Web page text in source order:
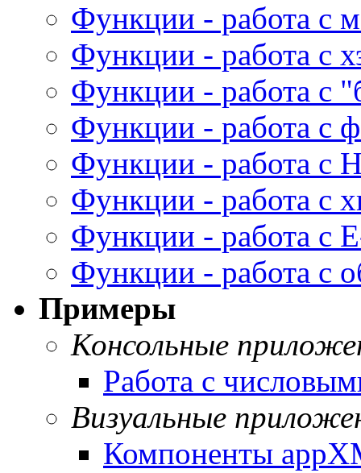
Функции - работа с
Функции - работа с
Функции - работа с
Функции - работа с
Функции - работа с
Функции - работа с
Функции - работа с
Функции - работа с
Примеры
Консольные
Работа с
Визуальные
Компоненты